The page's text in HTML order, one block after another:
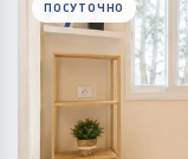
ПОСУТОЧНО